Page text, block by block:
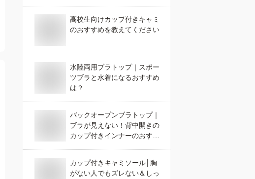
高校生向けカップ付きキャミ
のおすすめを教えてください
水陸両用ブラトップ｜スポー
ツブラと水着になるおすすめ
は？
バックオープンブラトップ｜
ブラが見えない！背中開きの
カップ付きインナーのおすす
カップ付きキャミソール│胸
がない人でもズレない＆しっ